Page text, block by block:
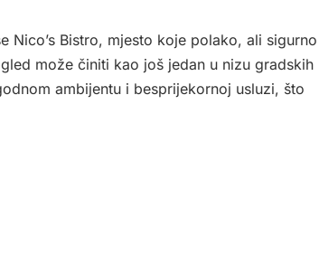
Nico’s Bistro, mjesto koje polako, ali sigurno
može činiti kao još jedan u nizu gradskih
ambijentu i besprijekornoj usluzi, što